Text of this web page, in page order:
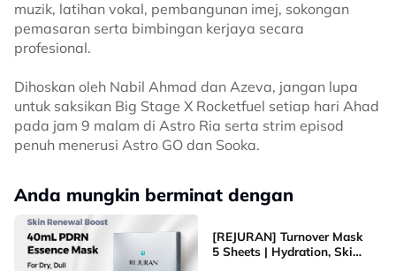
muzik, latihan vokal, pembangunan imej, sokongan
pemasaran serta bimbingan kerjaya secara
profesional.
Dihoskan oleh Nabil Ahmad dan Azeva, jangan lupa
untuk saksikan Big Stage X Rocketfuel setiap hari Ahad
pada jam 9 malam di Astro Ria serta strim episod
penuh menerusi Astro GO dan Sooka.
Anda mungkin berminat dengan
[REJURAN] Turnover Mask
5 Sheets | Hydration, Skin